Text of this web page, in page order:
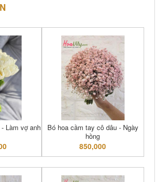
Làm vợ anh
Bó hoa cầm tay cô dâu - Ngày
hồng
850,000